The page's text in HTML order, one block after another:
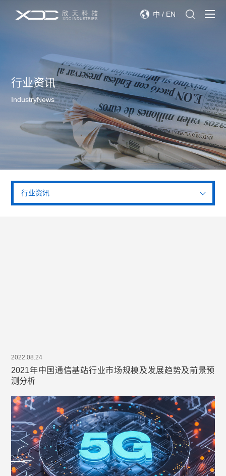
中 / EN
行业资讯
IndustryNews
行业资讯
2022.08.24
2021年中国通信基站行业市场规模及发展趋势及前景预
测分析